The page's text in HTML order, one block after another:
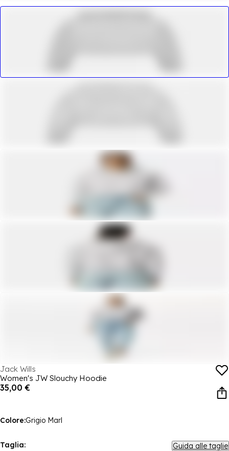
Jack Wills
Women's JW Slouchy Hoodie
35,00 €
Colore:Grigio Marl
Taglia: Guida alle taglie